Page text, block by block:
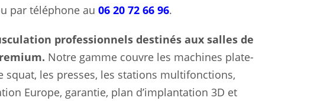
par téléphone au 06 20 72 66 96.
professionnels destinés aux salles de
Notre gamme couvre les machines plate-
squat, les presses, les stations multifonctions,
Europe, garantie, plan d’implantation 3D et